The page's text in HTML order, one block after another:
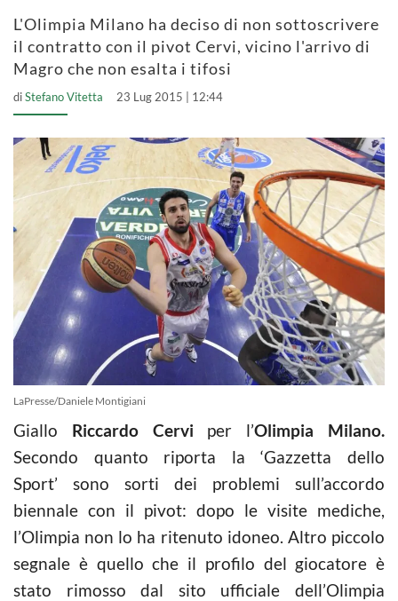
L'Olimpia Milano ha deciso di non sottoscrivere
il contratto con il pivot Cervi, vicino l'arrivo di
Magro che non esalta i tifosi
diStefano Vitetta 23 Lug 2015 | 12:44
LaPresse/Daniele Montigiani
Giallo Riccardo Cervi per l’Olimpia Milano.
Secondo quanto riporta la ‘Gazzetta dello
Sport’ sono sorti dei problemi sull’accordo
biennale con il pivot: dopo le visite mediche,
l’Olimpia non lo ha ritenuto idoneo. Altro piccolo
segnale è quello che il profilo del giocatore è
stato rimosso dal sito ufficiale dell’Olimpia